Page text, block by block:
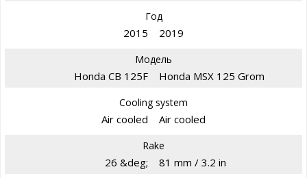
Год
2015 2019
Модель
Honda CB 125F Honda MSX 125 Grom
Cooling system
Air cooled Air cooled
Rake
26 &deg; 81 mm / 3.2 in